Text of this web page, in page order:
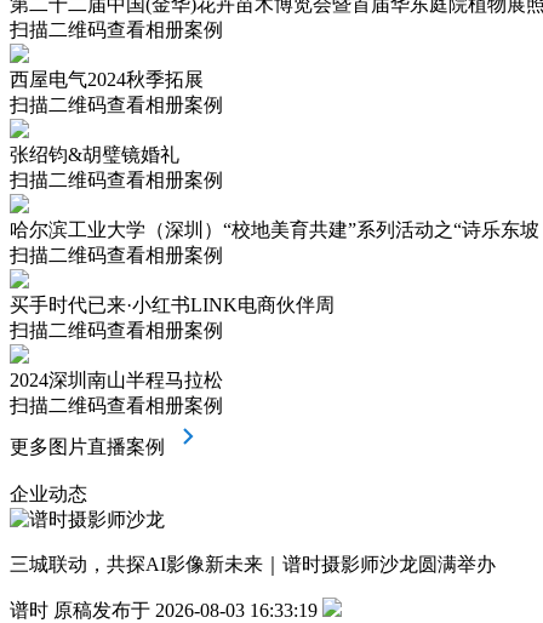
第二十二届中国(金华)花卉苗木博览会暨首届华东庭院植物展
扫描二维码查看相册案例
西屋电气2024秋季拓展
扫描二维码查看相册案例
张绍钧&胡璧镜婚礼
扫描二维码查看相册案例
哈尔滨工业大学（深圳）“校地美育共建”系列活动之“诗乐东
扫描二维码查看相册案例
买手时代已来·小红书LINK电商伙伴周
扫描二维码查看相册案例
2024深圳南山半程马拉松
扫描二维码查看相册案例
更多图片直播案例
企业动态
三城联动，共探AI影像新未来｜谱时摄影师沙龙圆满举办
谱时 原稿发布于 2026-08-03 16:33:19